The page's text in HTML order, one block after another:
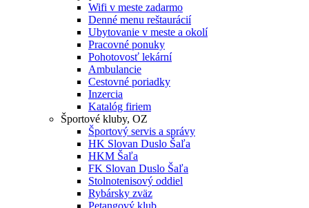
Wifi v meste zadarmo
Denné menu reštaurácií
Ubytovanie v meste a okolí
Pracovné ponuky
Pohotovosť lekární
Ambulancie
Cestovné poriadky
Inzercia
Katalóg firiem
Športové kluby, OZ
Športový servis a správy
HK Slovan Duslo Šaľa
HKM Šaľa
FK Slovan Duslo Šaľa
Stolnotenisový oddiel
Rybársky zväz